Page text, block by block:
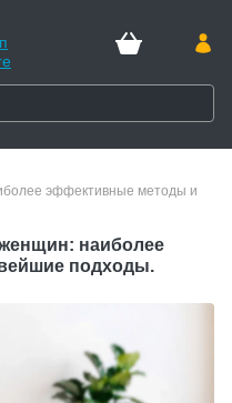
эффективные методы и
наиболее
подходы.